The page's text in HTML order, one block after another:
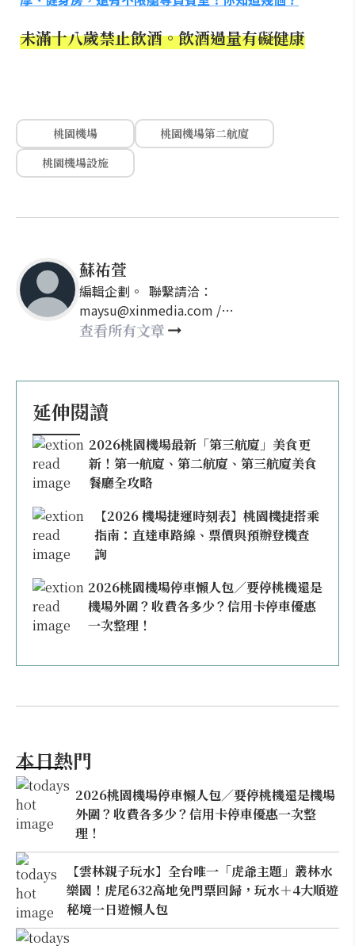
未滿十八歲禁止飲酒。飲酒過量有礙健康
桃園機場
桃園機場第二航廈
桃園機場設施
蘇祐萱
編輯企劃。 聯繫請洽：
maysu@xinmedia.com /
may860527@gmail.com
查看所有文章
延伸閱讀
2026桃園機場最新「第三航廈」美食更
新！第一航廈、第二航廈、第三航廈美食
餐廳全攻略
【2026 機場捷運時刻表】桃園機捷搭乘
指南：直達車路線、票價與預辦登機查
詢
2026桃園機場停車懶人包／要停桃機還是
機場外圍？收費各多少？信用卡停車優惠
一次整理！
本日熱門
2026桃園機場停車懶人包／要停桃機還是機場
外圍？收費各多少？信用卡停車優惠一次整
理！
【雲林親子玩水】全台唯一「虎爺主題」叢林水
樂園！虎尾632高地免門票回歸，玩水＋4大順遊
秘境一日遊懶人包